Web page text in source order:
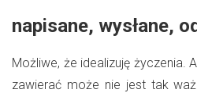
napisane, wysłane,
Możliwe, że idealizuję życzenia.
zawierać może nie jest tak